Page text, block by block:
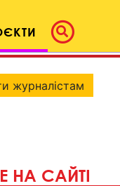
журналістам
НА САЙТІ